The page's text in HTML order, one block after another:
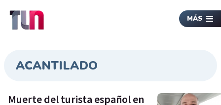
MÁS
ACANTILADO
Muerte del turista español en